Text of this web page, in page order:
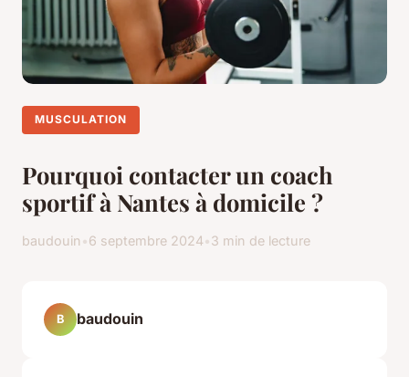
MUSCULATION
Pourquoi contacter un coach
sportif à Nantes à domicile ?
baudouin •6 septembre 2024•3 min de lecture
B baudouin